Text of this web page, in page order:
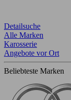
Detailsuche
Alle Marken
Karosserie
Angebote vor Ort
Beliebteste Marken